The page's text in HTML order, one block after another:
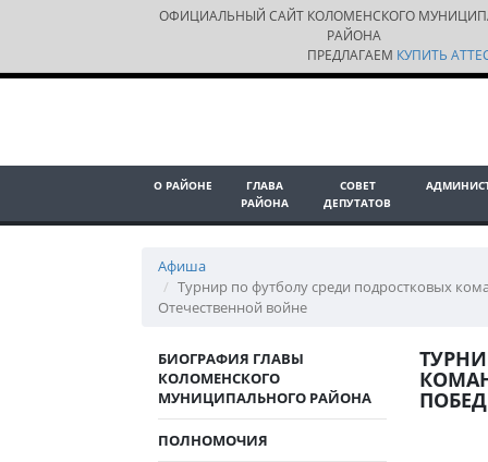
ОФИЦИАЛЬНЫЙ САЙТ КОЛОМЕНСКОГО
РАЙОНА
ПРЕДЛАГАЕМ КУПИТЬ
О РАЙОНЕ
ГЛАВА
РАЙОНА
СОВЕТ
ДЕПУТАТОВ
Афиша
Турнир по футболу среди подростковых
Отечественной войне
БИОГРАФИЯ ГЛАВЫ
КОЛОМЕНСКОГО
МУНИЦИПАЛЬНОГО РАЙОНА
ПОЛНОМОЧИЯ